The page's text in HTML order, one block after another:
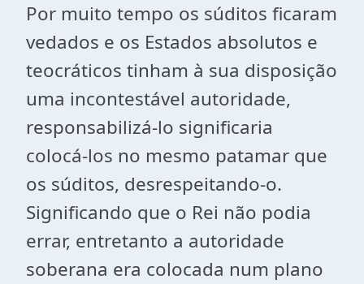
Por muito tempo os súditos ficaram
vedados e os Estados absolutos e
teocráticos tinham à sua disposição
uma incontestável autoridade,
responsabilizá-lo significaria
colocá-los no mesmo patamar que
os súditos, desrespeitando-o.
Significando que o Rei não podia
errar, entretanto a autoridade
soberana era colocada num plano